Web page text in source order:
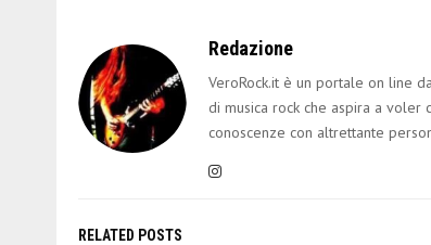
Redazione
VeroRock.it è un portale on line
di musica rock che aspira a
conoscenze con altrettante
RELATED POSTS